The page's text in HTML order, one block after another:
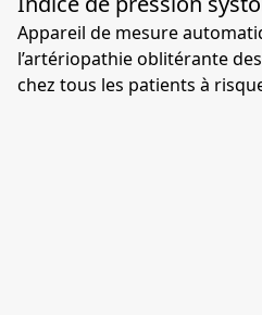
Appareil de mesure
l’artériopathie oblitérante
chez tous les patients à